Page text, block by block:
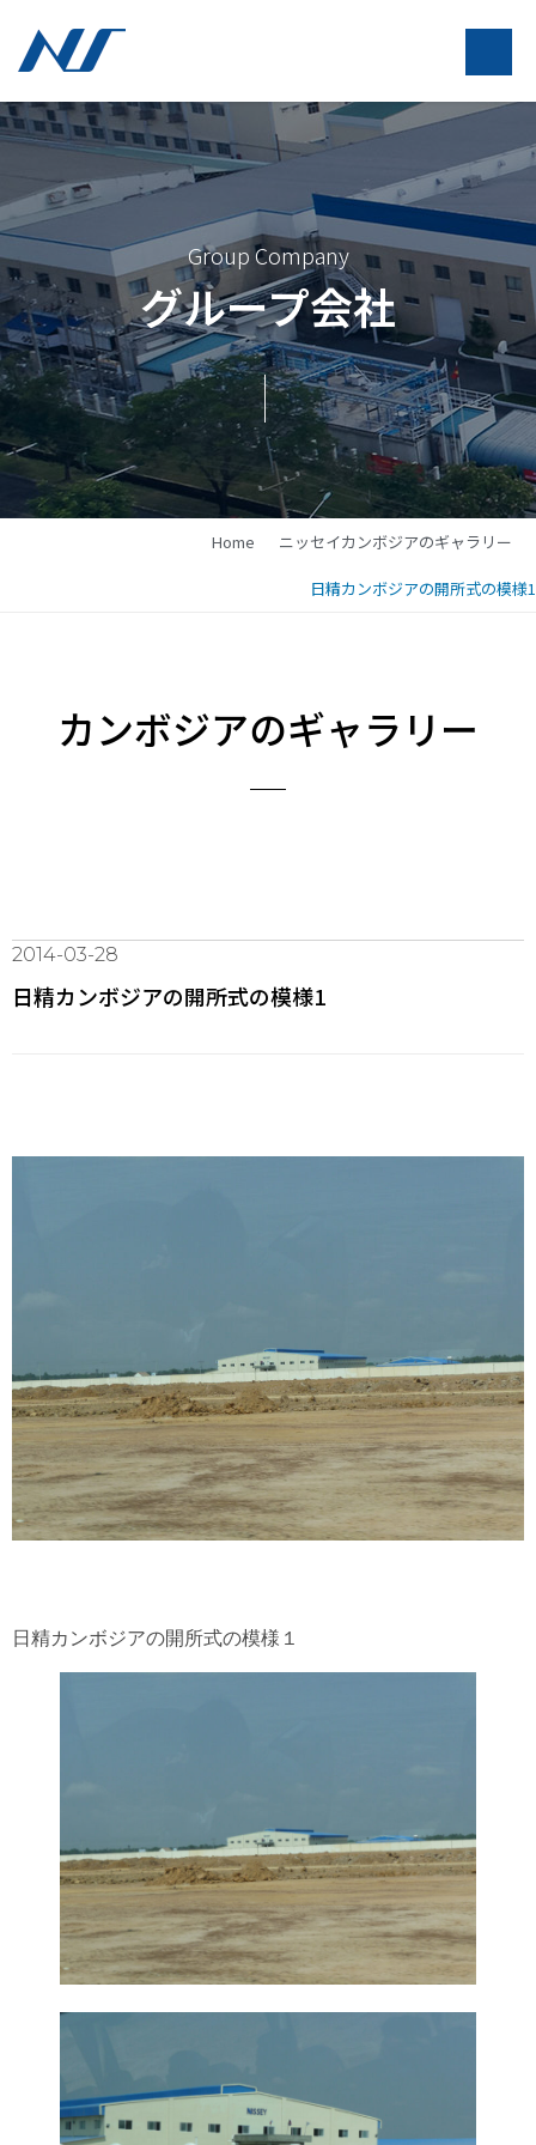
Group Company
グループ会社
Home ニッセイカンボジアのギャラリー
日精カンボジアの開所式の模様1
カンボジアのギャラリー
2014-03-28
日精カンボジアの開所式の模様1
日精カンボジアの開所式の模様１